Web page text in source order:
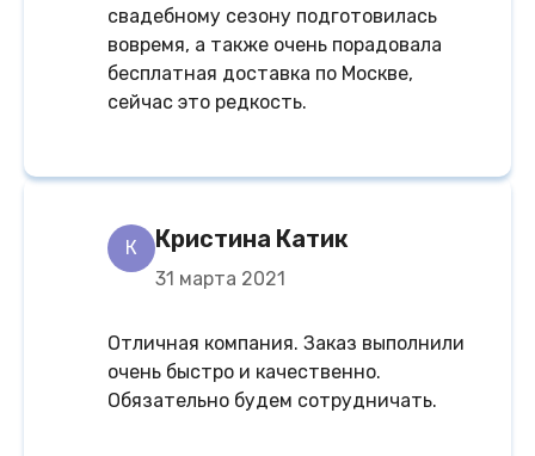
свадебному сезону подготовилась
вовремя, а также очень порадовала
бесплатная доставка по Москве,
сейчас это редкость.
К Кристина Катик
31 марта 2021
Отличная компания. Заказ выполнили
очень быстро и качественно.
Обязательно будем сотрудничать.